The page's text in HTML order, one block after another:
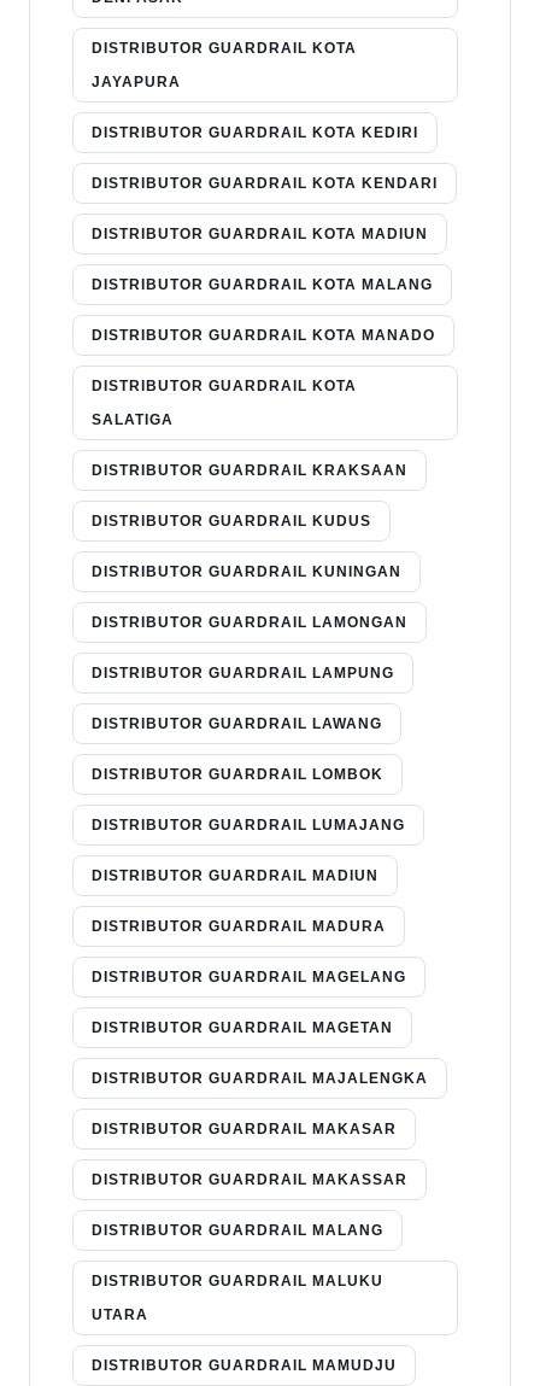
DISTRIBUTOR GUARDRAIL KOTA
JAYAPURA
DISTRIBUTOR GUARDRAIL KOTA KEDIRI
DISTRIBUTOR GUARDRAIL KOTA KENDARI
DISTRIBUTOR GUARDRAIL KOTA MADIUN
DISTRIBUTOR GUARDRAIL KOTA MALANG
DISTRIBUTOR GUARDRAIL KOTA MANADO
DISTRIBUTOR GUARDRAIL KOTA
SALATIGA
DISTRIBUTOR GUARDRAIL KRAKSAAN
DISTRIBUTOR GUARDRAIL KUDUS
DISTRIBUTOR GUARDRAIL KUNINGAN
DISTRIBUTOR GUARDRAIL LAMONGAN
DISTRIBUTOR GUARDRAIL LAMPUNG
DISTRIBUTOR GUARDRAIL LAWANG
DISTRIBUTOR GUARDRAIL LOMBOK
DISTRIBUTOR GUARDRAIL LUMAJANG
DISTRIBUTOR GUARDRAIL MADIUN
DISTRIBUTOR GUARDRAIL MADURA
DISTRIBUTOR GUARDRAIL MAGELANG
DISTRIBUTOR GUARDRAIL MAGETAN
DISTRIBUTOR GUARDRAIL MAJALENGKA
DISTRIBUTOR GUARDRAIL MAKASAR
DISTRIBUTOR GUARDRAIL MAKASSAR
DISTRIBUTOR GUARDRAIL MALANG
DISTRIBUTOR GUARDRAIL MALUKU
UTARA
DISTRIBUTOR GUARDRAIL MAMUDJU